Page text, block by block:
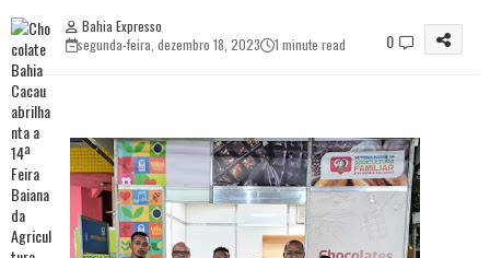
Bahia Expresso
segunda-feira, dezembro 18, 2023
1 minute read 0